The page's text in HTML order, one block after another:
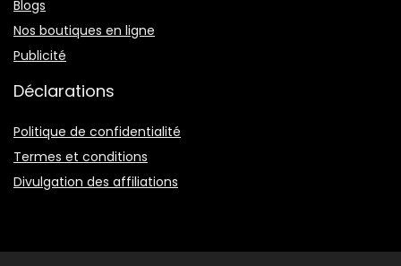
Blogs
Nos boutiques en ligne
Publicité
Déclarations
Politique de confidentialité
Termes et conditions
Divulgation des affiliations